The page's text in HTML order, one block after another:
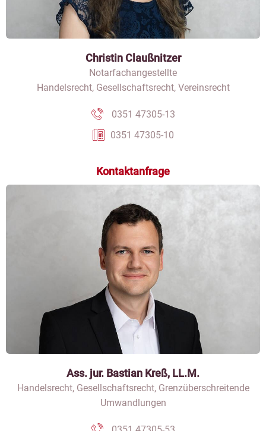
Christin Claußnitzer
Notarfachangestellte
Handelsrecht, Gesellschaftsrecht, Vereinsrecht
0351 47305-13
0351 47305-10
Kontaktanfrage
Ass. jur. Bastian Kreß, LL.M.
Handelsrecht, Gesellschaftsrecht, Grenzüberschreitende
Umwandlungen